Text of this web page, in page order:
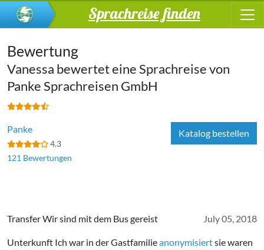
Sprachreise finden
Bewertung
Vanessa bewertet eine Sprachreise von
Panke Sprachreisen GmbH
Panke
4.3
121 Bewertungen
Katalog bestellen
July 05, 2018
Transfer Wir sind mit dem Bus gereist
Unterkunft Ich war in der Gastfamilieanonymisiertsie waren